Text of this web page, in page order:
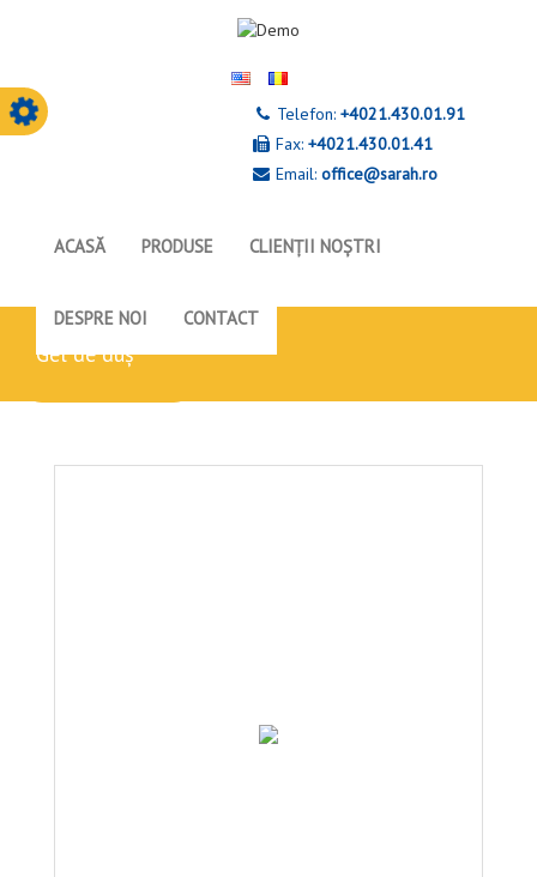
Telefon: +4021.430.01.91
Fax: +4021.430.01.41
Email: office@sarah.ro
ACASĂ PRODUSE CLIENȚII NOȘTRI
DESPRE NOI CONTACT
gel de duș